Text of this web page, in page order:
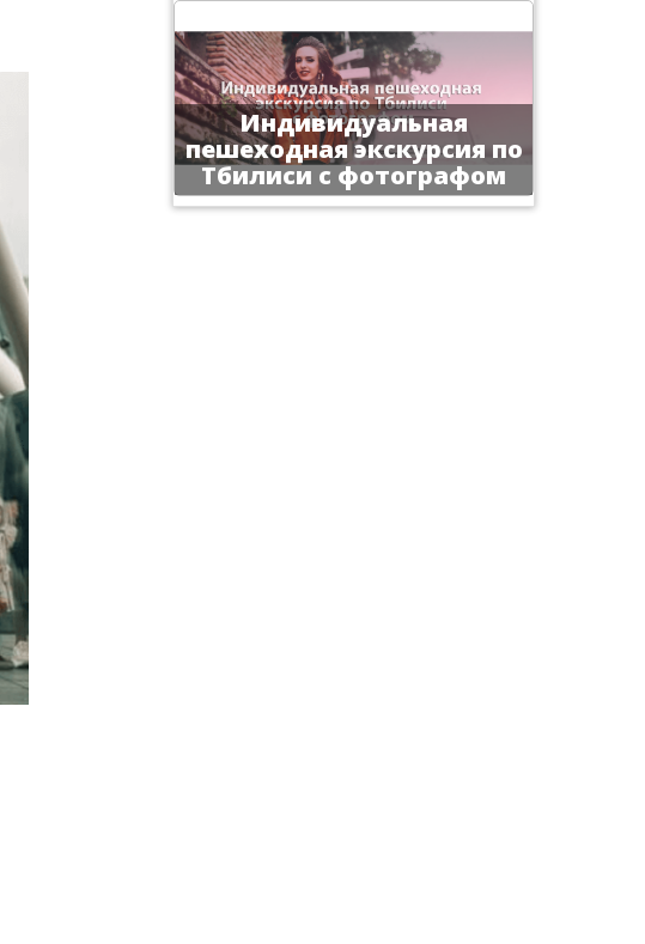
Индивидуальная
пешеходная экскурсия по
Тбилиси с фотографом